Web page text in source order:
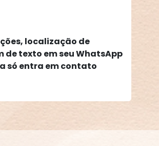
localização de
de texto em seu WhatsApp
só entra em contato